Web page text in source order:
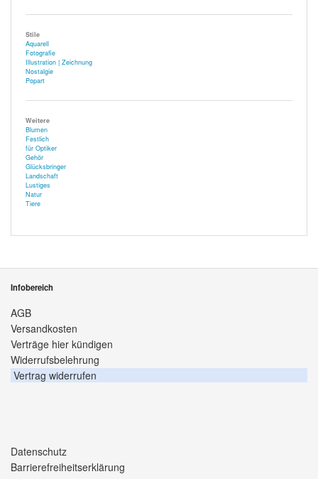
Stile
Aquarell
Fotografie
Illustration | Zeichnung
Nostalgie
Popart
Weitere
Blumen
Festlich
für Optiker
Gehör
Glücksbringer
Landschaft
Lustiges
Natur
Tiere
Infobereich
AGB
Versandkosten
Verträge hier kündigen
Widerrufsbelehrung
Vertrag widerrufen
Datenschutz
Barrierefreiheitserklärung